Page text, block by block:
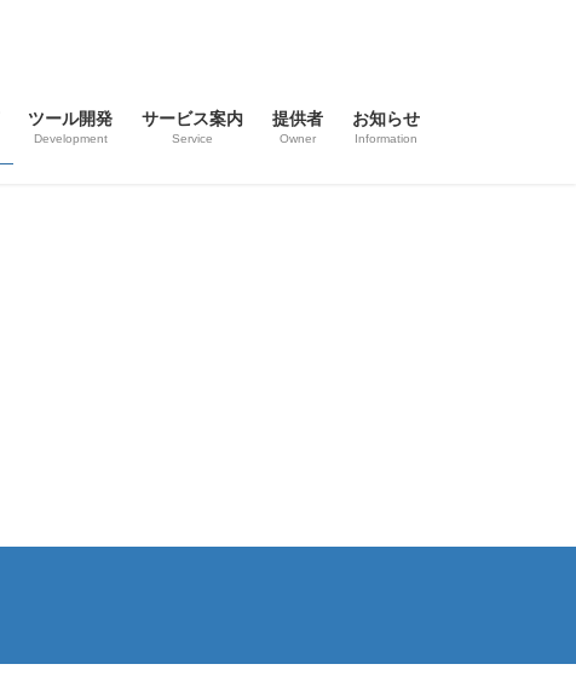
ツール開発
Development
サービス案内
Service
提供者
Owner
お知らせ
Information